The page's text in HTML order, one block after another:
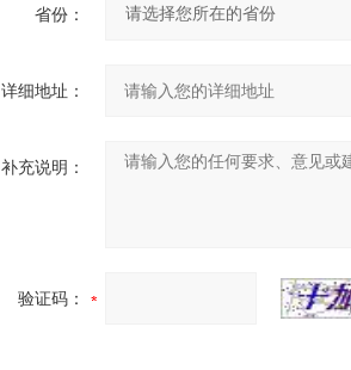
省份：
详细地址：
补充说明：
验证码：